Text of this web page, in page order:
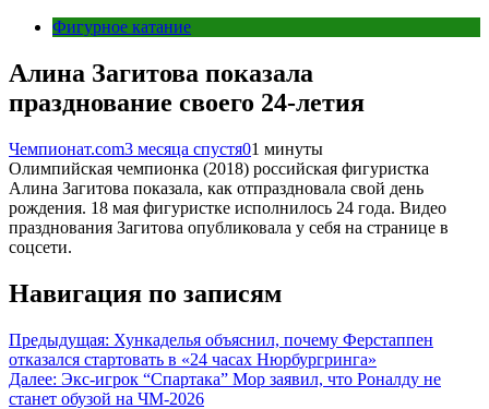
Фигурное катание
Алина Загитова показала
празднование своего 24-летия
Чемпионат.com3 месяца спустя01 минуты
Олимпийская чемпионка (2018) российская фигуристка
Алина Загитова показала, как отпраздновала свой день
рождения. 18 мая фигуристке исполнилось 24 года. Видео
празднования Загитова опубликовала у себя на странице в
соцсети.
Навигация по записям
Предыдущая: Хункаделья объяснил, почему Ферстаппен
отказался стартовать в «24 часах Нюрбургринга»
Далее: Экс-игрок “Спартака” Мор заявил, что Роналду не
станет обузой на ЧМ-2026